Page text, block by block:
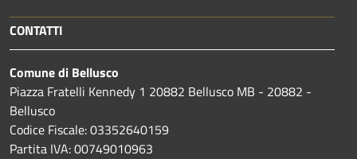
CONTATTI
Comune di Bellusco
Piazza Fratelli Kennedy 1 20882 Bellusco MB - 20882 -
Bellusco
Codice Fiscale: 03352640159
Partita IVA: 00749010963